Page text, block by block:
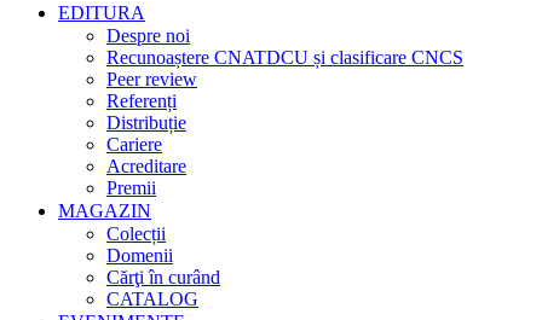
EDITURA
Despre noi
Recunoaștere CNATDCU și clasificare CNCS
Peer review
Referenți
Distribuție
Cariere
Acreditare
Premii
MAGAZIN
Colecții
Domenii
Cărţi în curând
CATALOG